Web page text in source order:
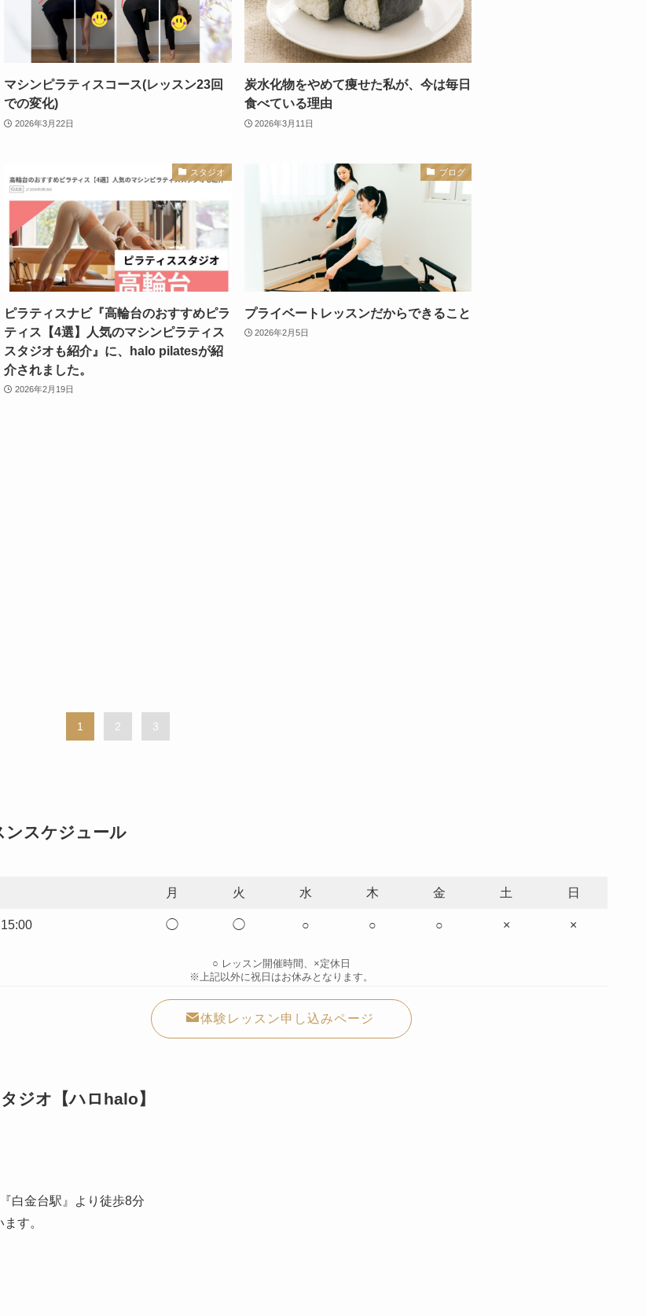
マシンピラティスコース(レッスン23回
での変化)
2026年3月22日
炭水化物をやめて痩せた私が、今は毎日
食べている理由
2026年3月11日
スタジオ
ピラティスナビ『高輪台のおすすめピラ
ティス【4選】人気のマシンピラティス
スタジオも紹介』に、halo pilatesが紹
介されました。
2026年2月19日
ブログ
プライベートレッスンだからできること
2026年2月5日
1 2 3
ンスケジュール
月 火 水 木 金 土 日
◯ ◯ ○ ○ ○ × ×
○ レッスン開催時間、×定休日
※上記以外に祝日はお休みとなります。
体験レッスン申し込みページ
ジオ【ハロhalo】
白金台駅』より徒歩8分
す。